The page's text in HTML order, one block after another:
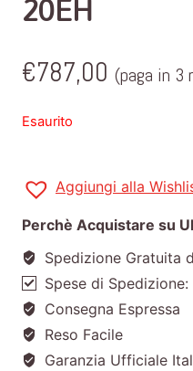
€787,00 (paga in 3
Esaurito
Aggiungi alla
Perchè Acquistare su
Spedizione Gratuita
Spese di
Consegna Espressa
Reso Facile
Garanzia Ufficiale